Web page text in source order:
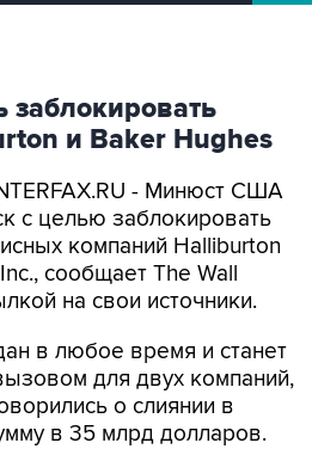
и Baker Hughes
- Минюст США
с целью заблокировать
компаний Halliburton
сообщает The Wall
на свои источники.
в любое время и станет
для двух компаний,
о слиянии в
в 35 млрд долларов.